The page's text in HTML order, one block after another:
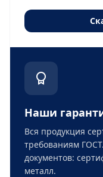
Наши
Вся продукция
требованиям
документов:
металл.